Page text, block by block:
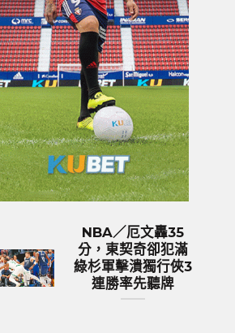
NBA／厄文轟35
分，東契奇卻犯滿
綠杉軍擊潰獨行俠3
連勝率先聽牌